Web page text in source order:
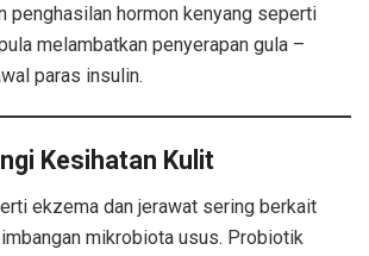
penghasilan hormon kenyang seperti
melambatkan penyerapan gula –
paras insulin.
Kesihatan Kulit
ekzema dan jerawat sering berkait
mikrobiota usus. Probiotik